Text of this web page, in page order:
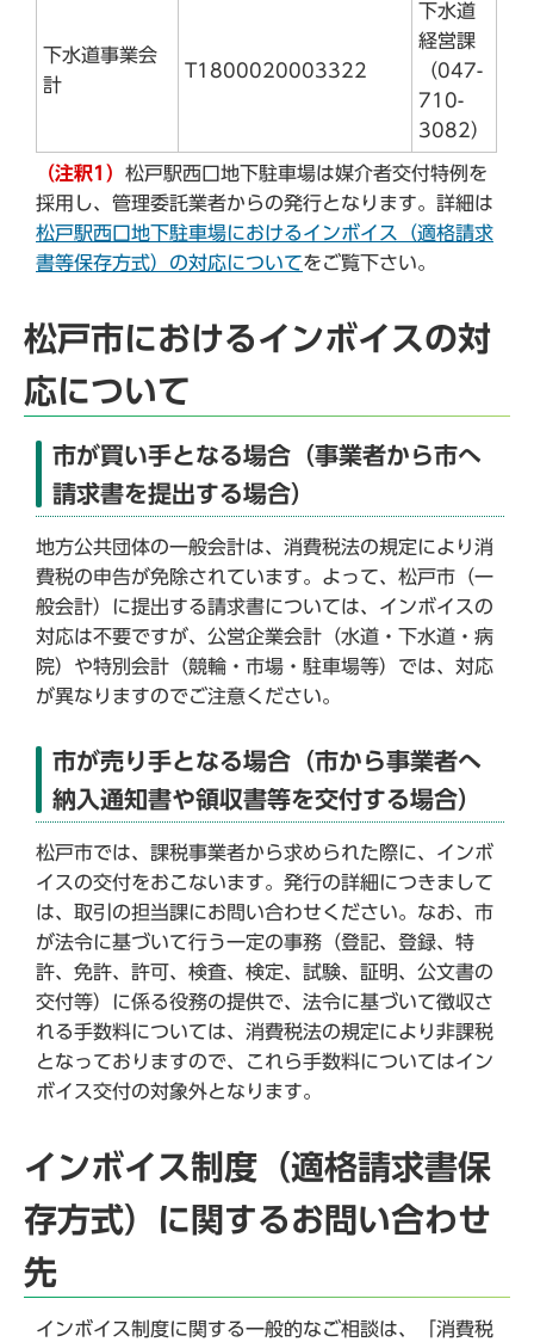
下水道事業会
計
T1800020003322
下水道
経営課
（047-
710-
3082）
（注釈1） 松戸駅西口地下駐車場は媒介者交付特例を
採用し、管理委託業者からの発行となります。詳細は
松戸駅西口地下駐車場におけるインボイス（適格請求
書等保存方式）の対応についてをご覧下さい。
松戸市におけるインボイスの対
応について
市が買い手となる場合（事業者から市へ
請求書を提出する場合）
地方公共団体の一般会計は、消費税法の規定により消
費税の申告が免除されています。よって、松戸市（一
般会計）に提出する請求書については、インボイスの
対応は不要ですが、公営企業会計（水道・下水道・病
院）や特別会計（競輪・市場・駐車場等）では、対応
が異なりますのでご注意ください。
市が売り手となる場合（市から事業者へ
納入通知書や領収書等を交付する場合）
松戸市では、課税事業者から求められた際に、インボ
イスの交付をおこないます。発行の詳細につきまして
は、取引の担当課にお問い合わせください。なお、市
が法令に基づいて行う一定の事務（登記、登録、特
許、免許、許可、検査、検定、試験、証明、公文書の
交付等）に係る役務の提供で、法令に基づいて徴収さ
れる手数料については、消費税法の規定により非課税
となっておりますので、これら手数料についてはイン
ボイス交付の対象外となります。
インボイス制度（適格請求書保
存方式）に関するお問い合わせ
先
インボイス制度に関する一般的なご相談は、「消費税